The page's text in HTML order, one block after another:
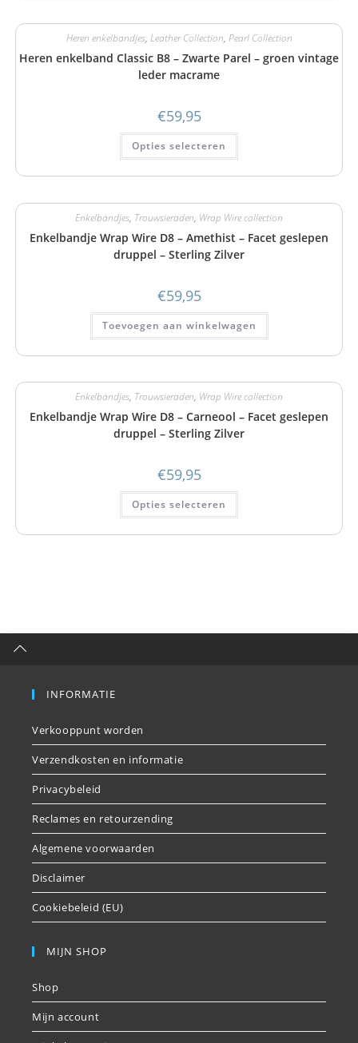
Heren enkelbandjes, Leather Collection, Pearl Collection
Heren enkelband Classic B8 – Zwarte Parel – groen vintage
leder macrame
€59,95
Opties selecteren
Enkelbandjes, Trouwsieraden, Wrap Wire collection
Enkelbandje Wrap Wire D8 – Amethist – Facet geslepen
druppel – Sterling Zilver
€59,95
Toevoegen aan winkelwagen
Enkelbandjes, Trouwsieraden, Wrap Wire collection
Enkelbandje Wrap Wire D8 – Carneool – Facet geslepen
druppel – Sterling Zilver
€59,95
Opties selecteren
INFORMATIE
Verkooppunt worden
Verzendkosten en informatie
Privacybeleid
Reclames en retourzending
Algemene voorwaarden
Disclaimer
Cookiebeleid (EU)
MIJN SHOP
Shop
Mijn account